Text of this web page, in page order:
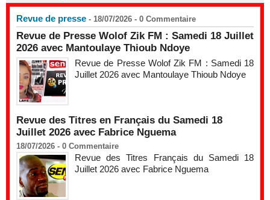
Revue de presse - 18/07/2026 - 0 Commentaire
Revue de Presse Wolof Zik FM : Samedi 18 Juillet
2026 avec Mantoulaye Thioub Ndoye
Revue de Presse Wolof Zik FM : Samedi 18
Juillet 2026 avec Mantoulaye Thioub Ndoye
Revue des Titres en Français du Samedi 18
Juillet 2026 avec Fabrice Nguema
18/07/2026 - 0 Commentaire
Revue des Titres Français du Samedi 18
Juillet 2026 avec Fabrice Nguema